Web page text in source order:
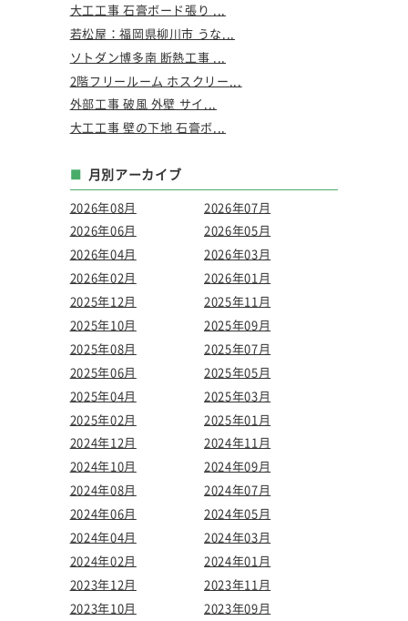
大工工事 石膏ボード張り ...
若松屋：福岡県柳川市 うな...
ソトダン博多南 断熱工事 ...
2階フリールーム ホスクリー...
外部工事 破風 外壁 サイ...
大工工事 壁の下地 石膏ボ...
月別アーカイブ
2026年08月
2026年07月
2026年06月
2026年05月
2026年04月
2026年03月
2026年02月
2026年01月
2025年12月
2025年11月
2025年10月
2025年09月
2025年08月
2025年07月
2025年06月
2025年05月
2025年04月
2025年03月
2025年02月
2025年01月
2024年12月
2024年11月
2024年10月
2024年09月
2024年08月
2024年07月
2024年06月
2024年05月
2024年04月
2024年03月
2024年02月
2024年01月
2023年12月
2023年11月
2023年10月
2023年09月